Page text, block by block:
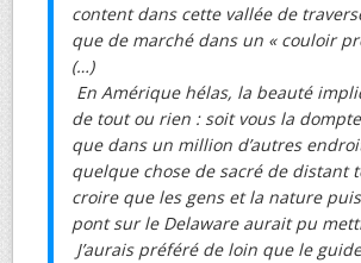
content dans cette vallée de
que de marché dans un « couloir
(…)
En Amérique hélas, la beauté
de tout ou rien : soit vous la
que dans un million d’autres
quelque chose de sacré de distant
croire que les gens et la nature
pont sur le Delaware aurait pu
J’aurais préféré de loin que le